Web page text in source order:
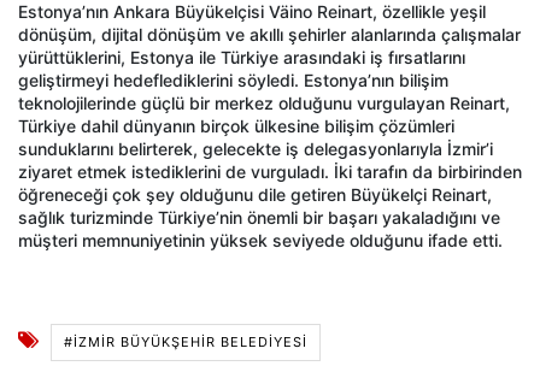
Estonya’nın Ankara Büyükelçisi Väino Reinart, özellikle yeşil
dönüşüm, dijital dönüşüm ve akıllı şehirler alanlarında çalışmalar
yürüttüklerini, Estonya ile Türkiye arasındaki iş fırsatlarını
geliştirmeyi hedeflediklerini söyledi. Estonya’nın bilişim
teknolojilerinde güçlü bir merkez olduğunu vurgulayan Reinart,
Türkiye dahil dünyanın birçok ülkesine bilişim çözümleri
sunduklarını belirterek, gelecekte iş delegasyonlarıyla İzmir’i
ziyaret etmek istediklerini de vurguladı. İki tarafın da birbirinden
öğreneceği çok şey olduğunu dile getiren Büyükelçi Reinart,
sağlık turizminde Türkiye’nin önemli bir başarı yakaladığını ve
müşteri memnuniyetinin yüksek seviyede olduğunu ifade etti.
#İZMIR BÜYÜKŞEHIR BELEDIYESI